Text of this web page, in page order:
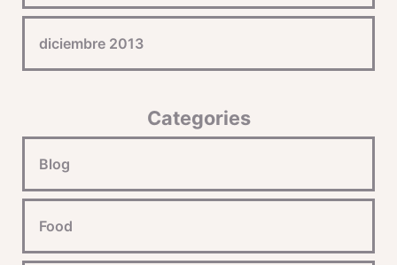
diciembre 2013
Categories
Blog
Food